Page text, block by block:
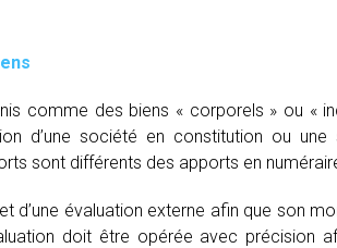
comme des biens « corporels » ou «
d’une société en constitution ou
sont différents des apports en
d’une évaluation externe afin que son
doit être opérée avec précision